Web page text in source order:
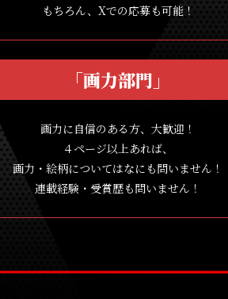
もちろん、Xでの応募も可能！
「画力部門」
画力に自信のある方、大歓迎！
４ページ以上あれば、
画力・絵柄についてはなにも問いません！
連載経験・受賞歴も問いません！